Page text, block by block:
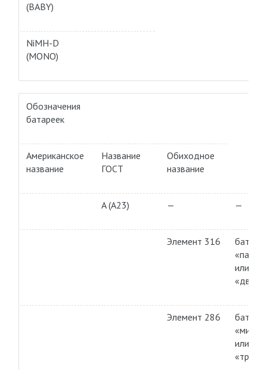
(BABY)
NiMH-D
(MONO)
Обозначения
батареек
Американское
название
Название
ГОСТ
Обиходное
название
A (A23) — —
Элемент 316
или
«два А»
Элемент 286
или
«три А»